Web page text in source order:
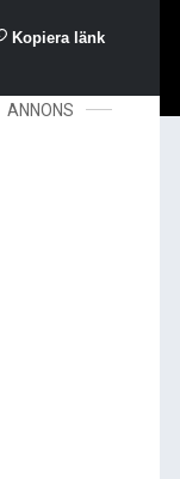
Kopiera länk
ANNONS